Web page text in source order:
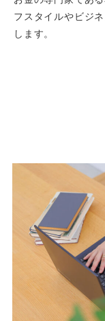
フスタイルやビジ
します。